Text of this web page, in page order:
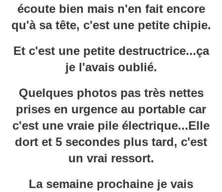
écoute bien mais n'en fait encore
qu'à sa tête, c'est une petite chipie.
Et c'est une petite destructrice...ça
je l'avais oublié.
Quelques photos pas très nettes
prises en urgence au portable car
c'est une vraie pile électrique...Elle
dort et 5 secondes plus tard, c'est
un vrai ressort.
La semaine prochaine je vais